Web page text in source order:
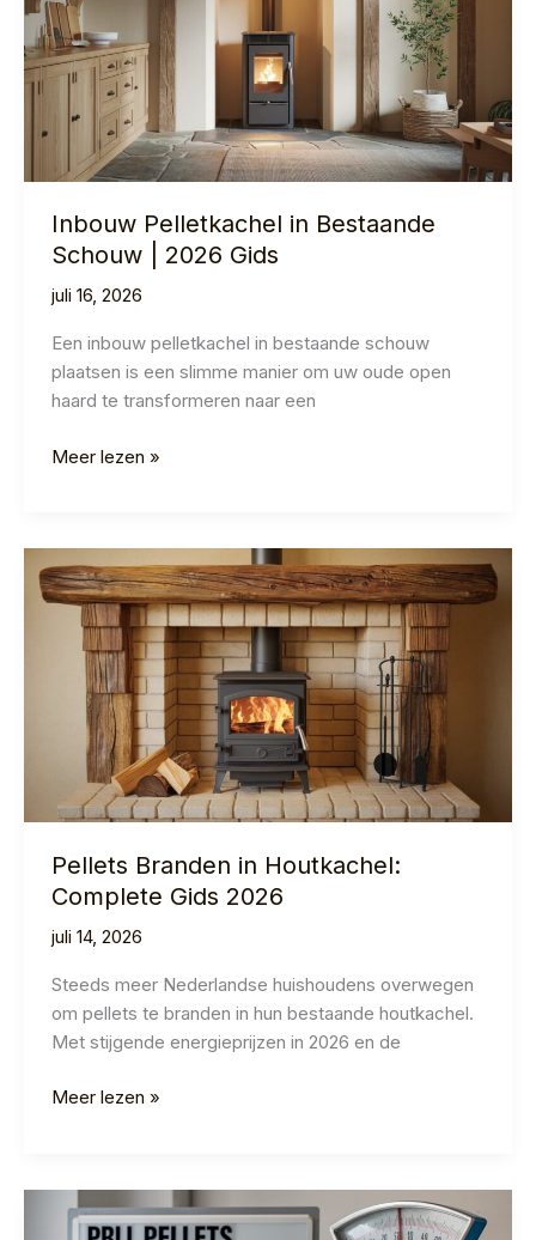
Weten
Inbouw Pelletkachel in Bestaande
Schouw | 2026 Gids
juli 16, 2026
Een inbouw pelletkachel in bestaande schouw
plaatsen is een slimme manier om uw oude open
haard te transformeren naar een
Inbouw
Schouw
|
2026
Gids
Meer lezen »
Pellets Branden in Houtkachel:
Complete Gids 2026
juli 14, 2026
Steeds meer Nederlandse huishoudens overwegen
om pellets te branden in hun bestaande houtkachel.
Met stijgende energieprijzen in 2026 en de
Pellets
Complete
Meer lezen »